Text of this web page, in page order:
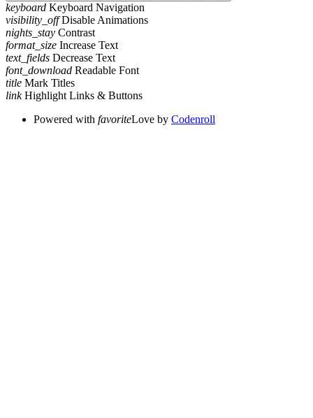
keyboard Keyboard Navigation
visibility_off Disable Animations
nights_stay Contrast
format_size Increase Text
text_fields Decrease Text
font_download Readable Font
title Mark Titles
link Highlight Links & Buttons
Powered with favoriteLove by Codenroll